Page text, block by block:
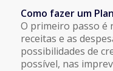
Como fazer um
O primeiro passo é
receitas e as
possibilidades de
possível, nas